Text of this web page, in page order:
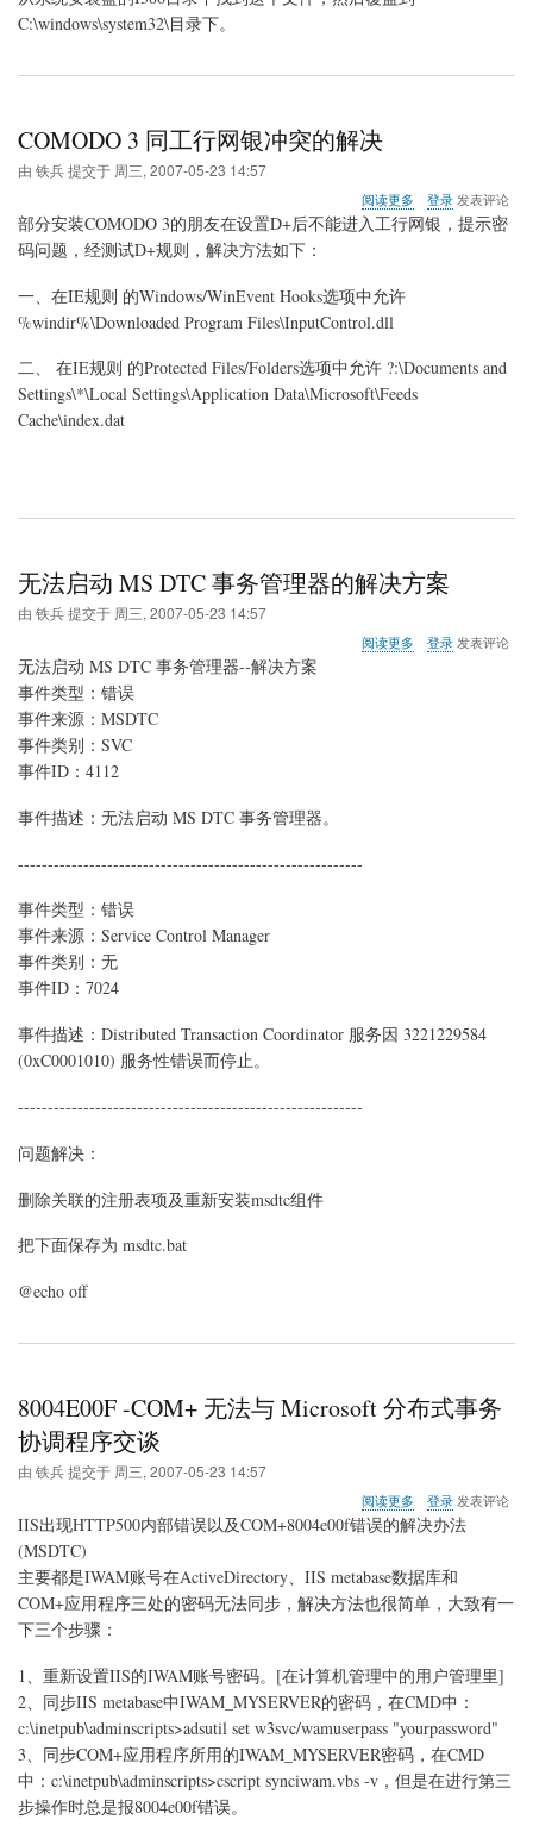
C:\windows\system32\目录下。
COMODO 3 同工行网银冲突的解决
由 铁兵提交于 周三, 2007-05-23 14:57
阅读更多
于
COMODO
冲
突
登录发表评论
部分安装COMODO 3的朋友在设置D+后不能进入工行网银，提示密
码问题，经测试D+规则，解决方法如下：
一、在IE规则 的Windows/WinEvent Hooks选项中允许
%windir%\Downloaded Program Files\InputControl.dll
二、 在IE规则 的Protected Files/Folders选项中允许 ?:\Documents and
Settings\*\Local Settings\Application Data\Microsoft\Feeds
Cache\index.dat
无法启动 MS DTC 事务管理器的解决方案
由 铁兵提交于 周三, 2007-05-23 14:57
阅读更多 登录发表评论
无法启动 MS DTC 事务管理器--解决方案
事件类型：错误
事件来源：MSDTC
事件类别：SVC
事件ID：4112
事件描述：无法启动 MS DTC 事务管理器。
----------------------------------------------------------
事件类型：错误
事件来源：Service Control Manager
事件类别：无
事件ID：7024
事件描述：Distributed Transaction Coordinator 服务因 3221229584
(0xC0001010) 服务性错误而停止。
----------------------------------------------------------
问题解决：
删除关联的注册表项及重新安装msdtc组件
把下面保存为 msdtc.bat
@echo off
8004E00F -COM+ 无法与 Microsoft 分布式事务
协调程序交谈
由 铁兵提交于 周三, 2007-05-23 14:57
阅读更多
于
8004E00F
COM+
无
分
布
务
协
登录发表评论
IIS出现HTTP500内部错误以及COM+8004e00f错误的解决办法
(MSDTC)
主要都是IWAM账号在ActiveDirectory、IIS metabase数据库和
COM+应用程序三处的密码无法同步，解决方法也很简单，大致有一
下三个步骤：
1、重新设置IIS的IWAM账号密码。[在计算机管理中的用户管理里]
2、同步IIS metabase中IWAM_MYSERVER的密码，在CMD中：
c:\inetpub\adminscripts>adsutil set w3svc/wamuserpass "yourpassword"
3、同步COM+应用程序所用的IWAM_MYSERVER密码，在CMD
中：c:\inetpub\adminscripts>cscript synciwam.vbs -v，但是在进行第三
步操作时总是报8004e00f错误。